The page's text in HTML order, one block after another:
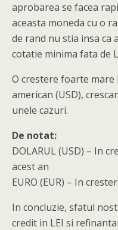
aprobarea se facea
aceasta moneda cu o
de rand nu stia insa ca
cotatie minima fata de
O crestere foarte
american (USD),
unele cazuri.
De notat:
DOLARUL (USD) – In
acest an
EURO (EUR) – In
In concluzie, sfatul
credit in LEI si